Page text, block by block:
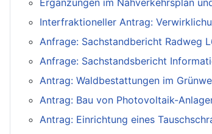
Interfraktioneller Antrag:
Anfrage: Sachstandbericht Radweg
Anfrage: Sachstandsbericht
Antrag: Waldbestattungen im
Antrag: Bau von Photovoltaik-
Antrag: Einrichtung eines